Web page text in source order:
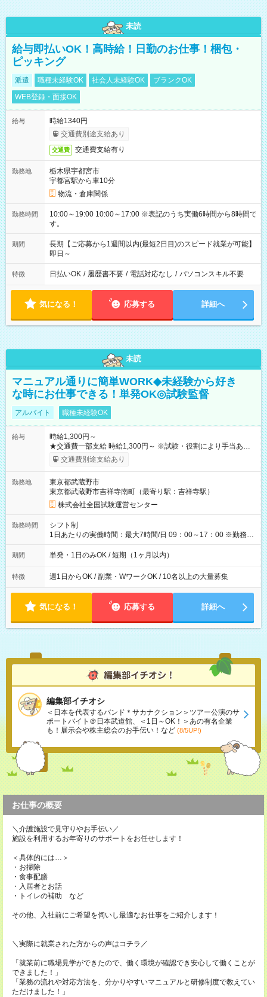
未読
給与即払いOK！高時給！日勤のお仕事！梱包・
ピッキング
派遣 職種未経験OK 社会人未経験OK
ブランクOK
WEB登録・面接OK
給与
時給1340円
交通費別途支給あり
交通費 交通費支給有り
勤務地
栃木県宇都宮市
宇都宮駅から車10分
物流・倉庫関係
勤務時間
10:00～19:00 10:00～17:00 ※表記のうち実働6時間から8時間で
す。
期間
長期【ご応募から1週間以内(最短2日目)のスピード就業が可能】
即日～
特徴 日払いOK / 履歴書不要 / 電話対応なし / パソコンスキル不要
気になる！ 応募する 詳細へ
未読
マニュアル通りに簡単WORK◆未経験から好き
な時にお仕事できる！単発OK◎試験監督
アルバイト 職種未経験OK
給与
時給1,300円～
★交通費一部支給 時給1,300円～ ※試験・役割により手当あり
※勤務回数により昇給あり 【即給（前払い）オプションあ
り！】 希望される場合、勤務から1週間ほどで給与の一部を受け
例】 ・河合塾模擬試験 8:30～17:30（休憩1時間） 時給1,300円
×8時間＝日収10,400円＋交通費 ※当日の役割により時給＋100
円の場合あり ・国家試験 7:00～13:30（休憩なし） 時給1,300
円（役割手当＋100円）×6時間＝日収8,400円＋交通費 【試用期
間】試用期間なし
交通費別途支給あり
勤務地
東京都武蔵野市
東京都武蔵野市吉祥寺南町（最寄り駅：吉祥寺駅）
株式会社全国試験運営センター
勤務時間
シフト制
1日あたりの実働時間：最大7時間/日 09：00～17：00 ※勤務時
間は 試験により異なります。
期間 単発・1日のみOK / 短期（1ヶ月以内）
特徴 週1日からOK / 副業・WワークOK / 10名以上の大量募集
気になる！ 応募する 詳細へ
編集部イチオシ
＜日本を代表するバンド＊サカナクション＞ツアー公演のサ
ポートバイト＠日本武道館、＜1日～OK！＞あの有名企業
も！展示会や株主総会のお手伝い！など (8/5UP!)
お仕事の概要
＼介護施設で見守りやお手伝い／
施設を利用するお年寄りのサポートをお任せします！
＜具体的には…＞
・お掃除
・食事配膳
・入居者とお話
・トイレの補助 など
その他、入社前にご希望を伺いし最適なお仕事をご紹介します！
＼実際に就業された方からの声はコチラ／
「就業前に職場見学ができたので、働く環境が確認でき安心して働くことが
できました！」
「業務の流れや対応方法を、分かりやすいマニュアルと研修制度で教えてい
ただけました！」